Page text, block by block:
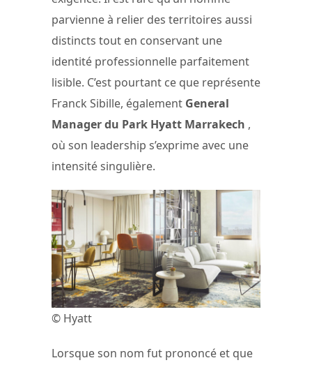
parvienne à relier des territoires aussi
distincts tout en conservant une
identité professionnelle parfaitement
lisible. C’est pourtant ce que représente
Franck Sibille, également General
Manager du Park Hyatt Marrakech ,
où son leadership s’exprime avec une
intensité singulière.
© Hyatt
Lorsque son nom fut prononcé et que